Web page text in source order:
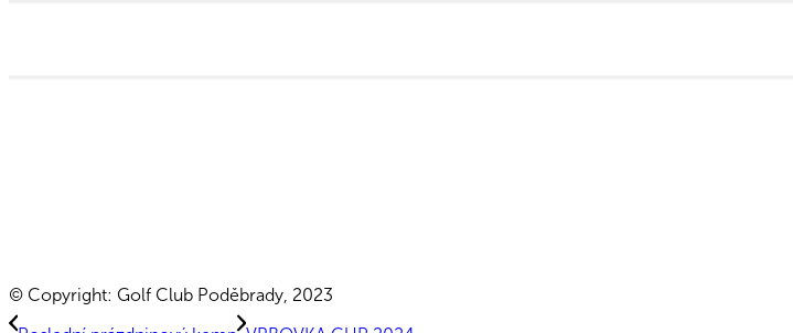
© Copyright: Golf Club Poděbrady, 2023